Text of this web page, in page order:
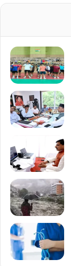
को
दि
या
ब
द